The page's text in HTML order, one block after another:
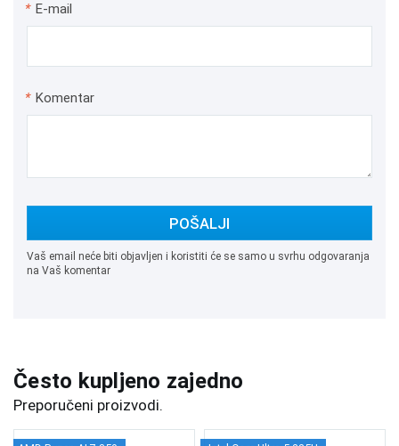
* E-mail
* Komentar
POŠALJI
Vaš email neće biti objavljen i koristiti će se samo u svrhu odgovaranja
na Vaš komentar
Često kupljeno zajedno
Preporučeni proizvodi.